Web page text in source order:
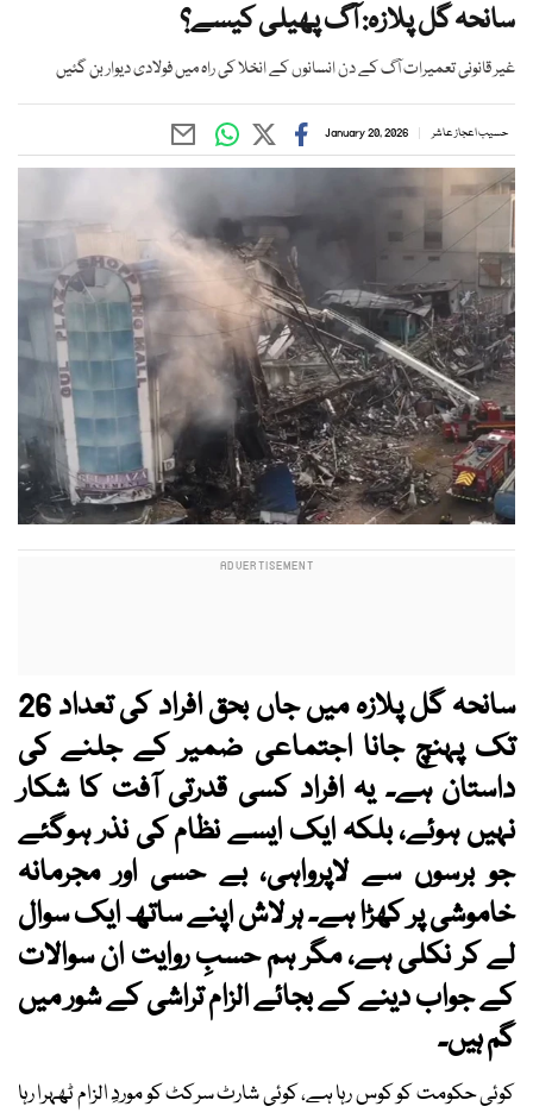
سانحہ گل پلازہ: آگ پھیلی کیسے؟
غیر قانونی تعمیرات آگ کے دن انسانوں کے انخلا کی راہ میں فولادی دیوار بن گئیں
حسیب اعجاز عاشر January 20, 2026
سانحہ گل پلازہ میں جاں بحق افراد کی تعداد 26
تک پہنچ جانا اجتماعی ضمیر کے جلنے کی
داستان ہے۔ یہ افراد کسی قدرتی آفت کا شکار
نہیں ہوئے، بلکہ ایک ایسے نظام کی نذر ہوگئے
جو برسوں سے لاپرواہی، بے حسی اور مجرمانہ
خاموشی پر کھڑا ہے۔ ہر لاش اپنے ساتھ ایک سوال
لے کر نکلی ہے، مگر ہم حسبِ روایت ان سوالات
کے جواب دینے کے بجائے الزام تراشی کے شور میں
گم ہیں۔
کوئی حکومت کو کوس رہا ہے، کوئی شارٹ سرکٹ کو موردِ الزام ٹھہرا رہا